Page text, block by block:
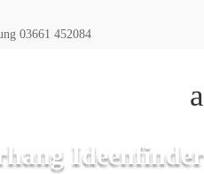
03661 452084
a
Ideenfinder